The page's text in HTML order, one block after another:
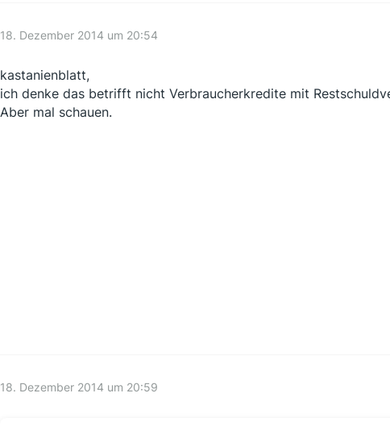
18. Dezember 2014 um 20:54
kastanienblatt,
ich denke das betrifft nicht Verbraucherkredite mit
Aber mal schauen.
18. Dezember 2014 um 20:59